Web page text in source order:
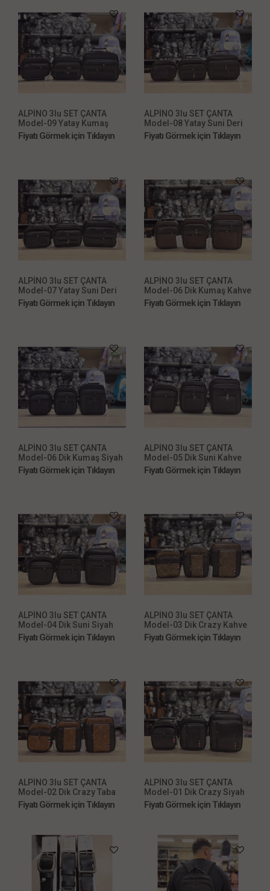
ALPİNO 3lu SET ÇANTA
Model-09 Yatay Kumaş
Siyah
Fiyatı Görmek için Tıklayın
ALPİNO 3lu SET ÇANTA
Model-08 Yatay Suni Deri
Kahve
Fiyatı Görmek için Tıklayın
ALPİNO 3lu SET ÇANTA
Model-07 Yatay Suni Deri
Siyah
Fiyatı Görmek için Tıklayın
ALPİNO 3lu SET ÇANTA
Model-06 Dik Kumaş Kahve
Fiyatı Görmek için Tıklayın
ALPİNO 3lu SET ÇANTA
Model-06 Dik Kumaş Siyah
Fiyatı Görmek için Tıklayın
ALPİNO 3lu SET ÇANTA
Model-05 Dik Suni Kahve
Fiyatı Görmek için Tıklayın
ALPİNO 3lu SET ÇANTA
Model-04 Dik Suni Siyah
Fiyatı Görmek için Tıklayın
ALPİNO 3lu SET ÇANTA
Model-03 Dik Crazy Kahve
Fiyatı Görmek için Tıklayın
ALPİNO 3lu SET ÇANTA
Model-02 Dik Crazy Taba
Fiyatı Görmek için Tıklayın
ALPİNO 3lu SET ÇANTA
Model-01 Dik Crazy Siyah
Fiyatı Görmek için Tıklayın